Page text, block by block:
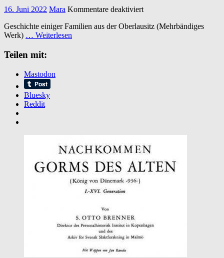
16. Juni 2022 Mara Kommentare deaktiviertfür
Nachrichten
Geschichte einiger Familien aus der Oberlausitz (Mehrbändiges
Werk) … Weiterlesen
Teilen mit:
Mastodon
Bluesky
Reddit